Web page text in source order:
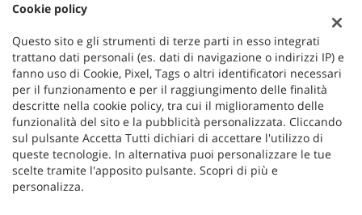
Dati fiscali:
Autosalone ARNO
Via Giacomo Matteotti, 2, 40055, Villanova di Castenaso (BO)
C.F/P.IVA:03748561200
Registro delle imprese:BO
Cookie policy
Questo sito e gli strumenti di terze parti in esso integrati
trattano dati personali (es. dati di navigazione o indirizzi IP) e
fanno uso di Cookie, Pixel, Tags o altri identificatori necessari
per il funzionamento e per il raggiungimento delle finalità
descritte nella cookie policy, tra cui il miglioramento delle
funzionalità del sito e la pubblicità personalizzata. Cliccando
sul pulsante Accetta Tutti dichiari di accettare l'utilizzo di
queste tecnologie. In alternativa puoi personalizzare le tue
scelte tramite l'apposito pulsante. Scopri di più e
personalizza.